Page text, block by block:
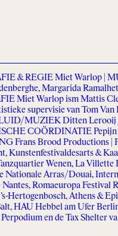
& REGIE Miet Warlop |
Margarida
Miet Warlop ism Mattis
supervisie van Tom
MUZIEK Ditten Lerooij
COÖRDINATIE
Frans Brood Productions |
&
Wenen, La Villette
Nationale Arras/Douai,
Romaeuropa Festival
Hertogenbosch, Athens &
HAU Hebbel am Ufer
en de Tax Shelter